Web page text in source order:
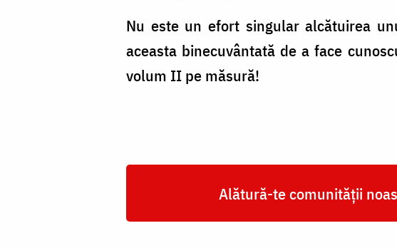
Nu este un efort singular alcătuirea
aceasta binecuvântată de a face
volum II pe măsură!
Alătură-te comunității